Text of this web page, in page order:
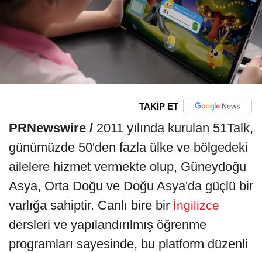
TAKİP ET
PRNewswire / 2011 yılında kurulan 51Talk,
günümüzde 50'den fazla ülke ve bölgedeki
ailelere hizmet vermekte olup, Güneydoğu
Asya, Orta Doğu ve Doğu Asya'da güçlü bir
varlığa sahiptir. Canlı bire bir İngilizce
dersleri ve yapılandırılmış öğrenme
programları sayesinde, bu platform düzenli